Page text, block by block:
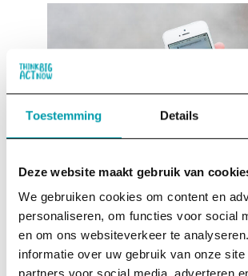
Toestemming Details
Deze website maakt gebruik van
We gebruiken cookies om content en
personaliseren, om functies voor social
en om ons websiteverkeer te
informatie over uw gebruik van onze site